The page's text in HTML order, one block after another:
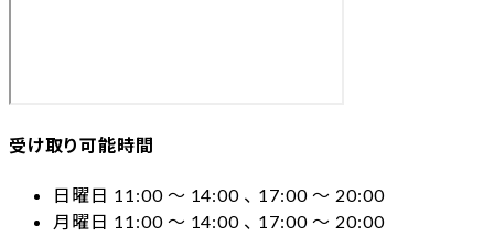
受け取り可能時間
日曜日 11:00 〜 14:00 、 17:00 〜 20:00
月曜日 11:00 〜 14:00 、 17:00 〜 20:00